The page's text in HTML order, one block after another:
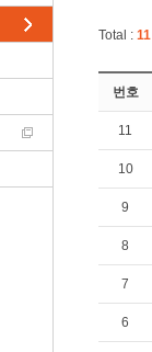
Total :11
번호
11
10
9
8
7
6